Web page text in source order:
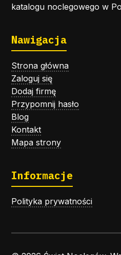
katalogu noclegowego w
Nawigacja
Strona główna
Zaloguj się
Dodaj firmę
Przypomnij hasło
Blog
Kontakt
Mapa strony
Informacje
Polityka prywatności